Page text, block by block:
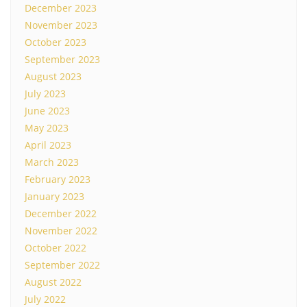
December 2023
November 2023
October 2023
September 2023
August 2023
July 2023
June 2023
May 2023
April 2023
March 2023
February 2023
January 2023
December 2022
November 2022
October 2022
September 2022
August 2022
July 2022